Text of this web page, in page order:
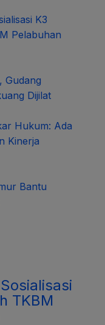
K3
Pelabuhan
Gudang
Dijilat
Hukum: Ada
Kinerja
Bantu
TKBM